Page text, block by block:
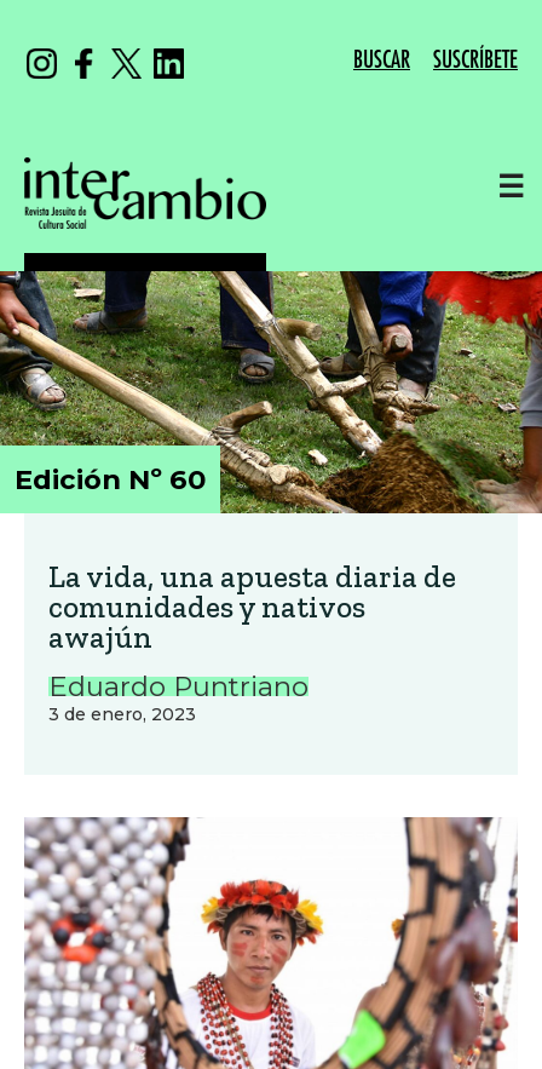
BUSCAR SUSCRÍBETE
☰
Edición Nº 60
La vida, una apuesta diaria de
comunidades y nativos
awajún
Eduardo Puntriano
3 de enero, 2023